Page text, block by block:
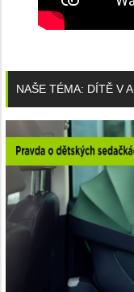
NAŠE TÉMA: DÍTĚ V